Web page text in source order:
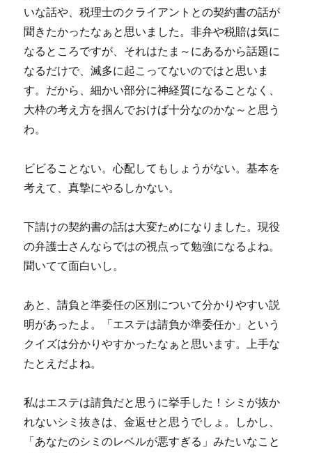
いな話や、税理士のクライアントとの契約書の話が
聞きたかったなぁと思いました。非弁や税賠は気に
なるところですが、それはたま～にあるから話題に
なるだけで、滅多に起こってないのではと思いま
す。だから、細かい部分に神経質になることなく、
大枠の考え方を掴んでおけば十分なのかな～と思う
わ。
ビビることない。心配してもしょうがない。基本を
考えて、真摯にやるしかない。
下請けの契約書の話は大変ためになりました。現役
の弁護士さんならではの視点って勉強になるよね。
聞いてて面白いし。
あと、請負と準委任の区別について分かりやすい説
明があったよ。「エステは請負か準委任か」という
クイズは分かりやすかったなぁと思います。上手な
たとえだよね。
私はエステは請負だと思うに挙手した！シミが抜か
れないシミ抜きは、金返せと思うでしょ。しかし、
「あなたのシミのレベルが悪すぎる」みたいなこと